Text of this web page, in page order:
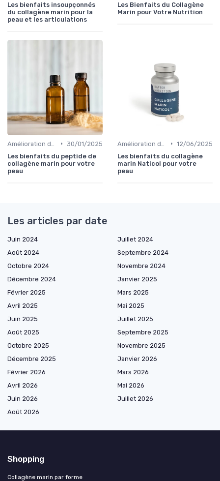
Les bienfaits insoupçonnés
du collagène marin pour la
peau et les articulations
Les Bienfaits du Collagène
Marin pour Votre Nutrition
• 30/01/2025
Les bienfaits du peptide de
collagène marin pour votre
peau
• 12/06/2025
Les bienfaits du collagène
marin Naticol pour votre
peau
Les articles par date
Juin 2024
Juillet 2024
Août 2024
Septembre 2024
Octobre 2024
Novembre 2024
Décembre 2024
Janvier 2025
Février 2025
Mars 2025
Avril 2025
Mai 2025
Juin 2025
Juillet 2025
Août 2025
Septembre 2025
Octobre 2025
Novembre 2025
Décembre 2025
Janvier 2026
Février 2026
Mars 2026
Avril 2026
Mai 2026
Juin 2026
Juillet 2026
Août 2026
Shopping
Collagène marin par forme